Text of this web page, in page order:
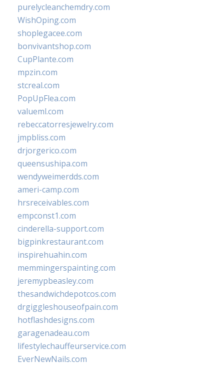
purelycleanchemdry.com
WishOping.com
shoplegacee.com
bonvivantshop.com
CupPlante.com
mpzin.com
stcreal.com
PopUpFlea.com
valueml.com
rebeccatorresjewelry.com
jmpbliss.com
drjorgerico.com
queensushipa.com
wendyweimerdds.com
ameri-camp.com
hrsreceivables.com
empconst1.com
cinderella-support.com
bigpinkrestaurant.com
inspirehuahin.com
memmingerspainting.com
jeremypbeasley.com
thesandwichdepotcos.com
drgiggleshouseofpain.com
hotflashdesigns.com
garagenadeau.com
lifestylechauffeurservice.com
EverNewNails.com